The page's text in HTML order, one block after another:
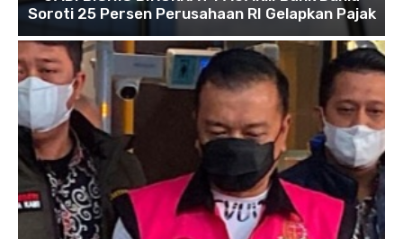
Soroti 25 Persen Perusahaan RI Gelapkan Pajak